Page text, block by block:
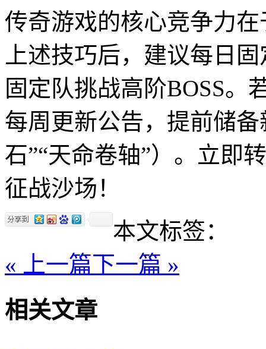
传奇游戏的核心竞争力
上述技巧后，建议每日
固定队挑战高阶BOSS。
每周更新公告，提前储
石”“天命卷轴”）。立即
征战沙场！
本文标签：
« 上一篇下一篇 »
相关文章